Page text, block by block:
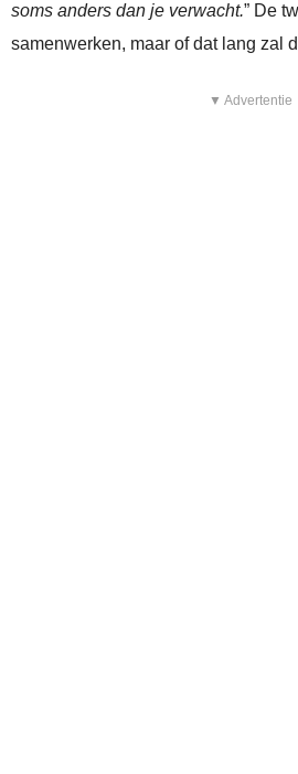
soms anders dan je verwacht.” De
samenwerken, maar of dat lang zal
▼ Advertentie